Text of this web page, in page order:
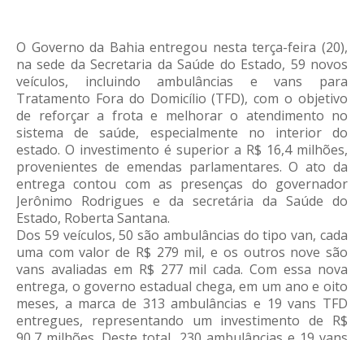
O Governo da Bahia entregou nesta terça-feira (20),
na sede da Secretaria da Saúde do Estado, 59 novos
veículos, incluindo ambulâncias e vans para
Tratamento Fora do Domicílio (TFD), com o objetivo
de reforçar a frota e melhorar o atendimento no
sistema de saúde, especialmente no interior do
estado. O investimento é superior a R$ 16,4 milhões,
provenientes de emendas parlamentares. O ato da
entrega contou com as presenças do governador
Jerônimo Rodrigues e da secretária da Saúde do
Estado, Roberta Santana.
Dos 59 veículos, 50 são ambulâncias do tipo van, cada
uma com valor de R$ 279 mil, e os outros nove são
vans avaliadas em R$ 277 mil cada. Com essa nova
entrega, o governo estadual chega, em um ano e oito
meses, a marca de 313 ambulâncias e 19 vans TFD
entregues, representando um investimento de R$